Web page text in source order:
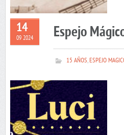
14
09 2024 Espejo
15 AÑOS,ESPEJO